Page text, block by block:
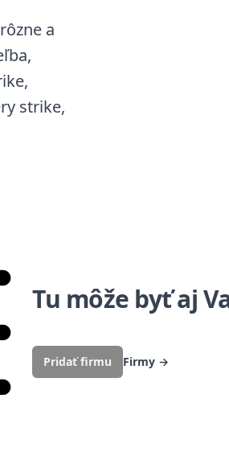
a
strike,
Tu môže byť aj
Pridať firmu Firmy →